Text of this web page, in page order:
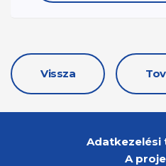
Vissza
A